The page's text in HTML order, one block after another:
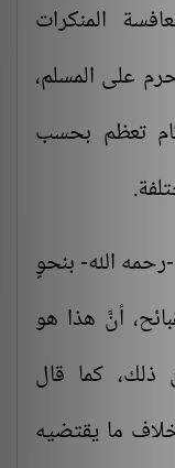
المنكرات
على المسلم،
تعظم بحسب
الله- بنحوٍ
أنَّ هذا هو
كما قال
ما يقتضيه